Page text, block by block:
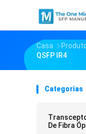
Casa
QSFP IR4
Categorias
De Fibra